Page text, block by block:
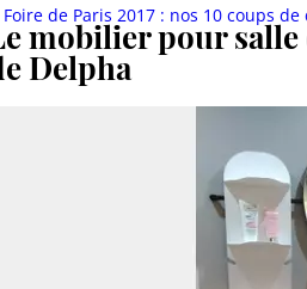
mobilier pour
Delpha
Foire de Paris 2017 : nos 10 coups de